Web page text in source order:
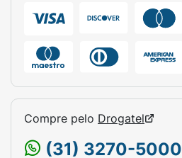
Compre pelo Drogatel
(31) 3270-5000